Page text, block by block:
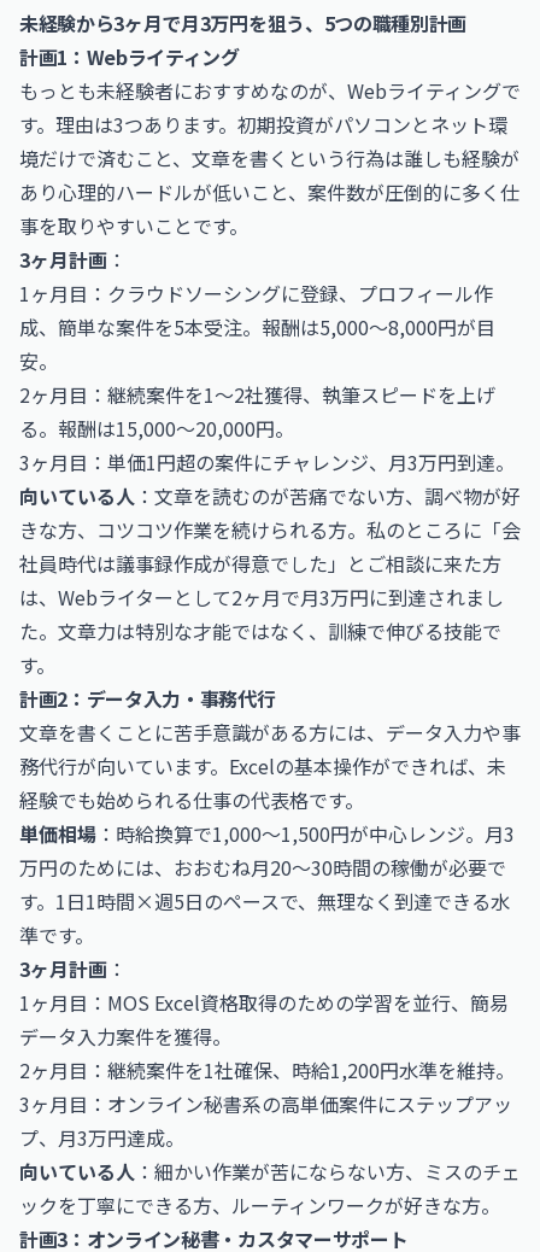
未経験から3ヶ月で月3万円を狙う、5つの職種別計画
計画1：Webライティング
もっとも未経験者におすすめなのが、Webライティングで
す。理由は3つあります。初期投資がパソコンとネット環
境だけで済むこと、文章を書くという行為は誰しも経験が
あり心理的ハードルが低いこと、案件数が圧倒的に多く仕
事を取りやすいことです。
3ヶ月計画 ：
1ヶ月目：クラウドソーシングに登録、プロフィール作
成、簡単な案件を5本受注。報酬は5,000〜8,000円が目
安。
2ヶ月目：継続案件を1〜2社獲得、執筆スピードを上げ
る。報酬は15,000〜20,000円。
3ヶ月目：単価1円超の案件にチャレンジ、月3万円到達。
向いている人 ：文章を読むのが苦痛でない方、調べ物が好
きな方、コツコツ作業を続けられる方。私のところに「会
社員時代は議事録作成が得意でした」とご相談に来た方
は、Webライターとして2ヶ月で月3万円に到達されまし
た。文章力は特別な才能ではなく、訓練で伸びる技能で
す。
計画2：データ入力・事務代行
文章を書くことに苦手意識がある方には、データ入力や事
務代行が向いています。Excelの基本操作ができれば、未
経験でも始められる仕事の代表格です。
単価相場 ：時給換算で1,000〜1,500円が中心レンジ。月3
万円のためには、おおむね月20〜30時間の稼働が必要で
す。1日1時間×週5日のペースで、無理なく到達できる水
準です。
3ヶ月計画 ：
1ヶ月目：MOS Excel資格取得のための学習を並行、簡易
データ入力案件を獲得。
2ヶ月目：継続案件を1社確保、時給1,200円水準を維持。
3ヶ月目：オンライン秘書系の高単価案件にステップアッ
プ、月3万円達成。
向いている人 ：細かい作業が苦にならない方、ミスのチェ
ックを丁寧にできる方、ルーティンワークが好きな方。
計画3：オンライン秘書・カスタマーサポート